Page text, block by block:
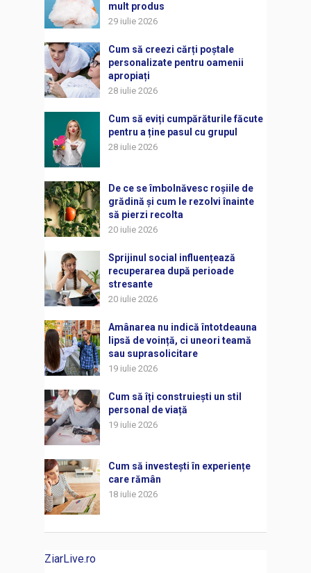
mult produs
29 iulie 2026
Cum să creezi cărți poștale
personalizate pentru oamenii
apropiați
28 iulie 2026
Cum să eviți cumpărăturile făcute
pentru a ține pasul cu grupul
28 iulie 2026
De ce se îmbolnăvesc roșiile de
grădină și cum le rezolvi înainte
să pierzi recolta
20 iulie 2026
Sprijinul social influențează
recuperarea după perioade
stresante
20 iulie 2026
Amânarea nu indică întotdeauna
lipsă de voință, ci uneori teamă
sau suprasolicitare
19 iulie 2026
Cum să îți construiești un stil
personal de viață
19 iulie 2026
Cum să investești în experiențe
care rămân
18 iulie 2026
ZiarLive.ro